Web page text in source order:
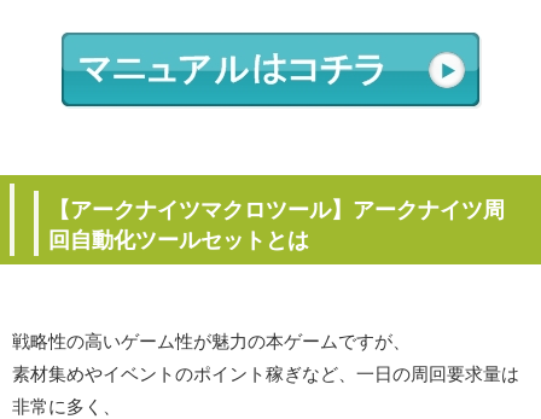
【アークナイツマクロツール】アークナイツ周
回自動化ツールセットとは
戦略性の高いゲーム性が魅力の本ゲームですが、
素材集めやイベントのポイント稼ぎなど、一日の周回要求量は
非常に多く、